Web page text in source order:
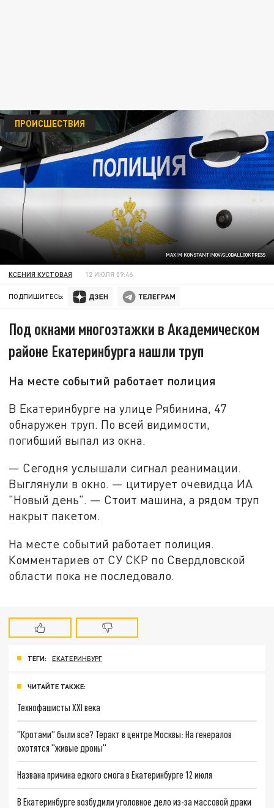
MAXIM KONSTANTINOV/GLOBALLOOKPRESS
ПРОИСШЕСТВИЯ
КСЕНИЯ КУСТОВАЯ 12 ИЮЛЯ 09:46
ПОДПИШИТЕСЬ:
Под окнами многоэтажки в Академическом
районе Екатеринбурга нашли труп
На месте событий работает полиция
В Екатеринбурге на улице Рябинина, 47
обнаружен труп. По всей видимости,
погибший выпал из окна.
— Сегодня услышали сигнал реанимации.
Выглянули в окно. — цитирует очевидца ИА
"Новый день". — Стоит машина, а рядом труп
накрыт пакетом.
На месте событий работает полиция.
Комментариев от СУ СКР по Свердловской
области пока не последовало.
ТЕГИ: ЕКАТЕРИНБУРГ
ЧИТАЙТЕ ТАКЖЕ:
Технофашисты XXI века
"Кротами" были все? Теракт в центре Москвы: На генералов
охотятся "живые дроны"
Названа причина едкого смога в Екатеринбурге 12 июля
В Екатеринбурге возбудили уголовное дело из-за массовой драки